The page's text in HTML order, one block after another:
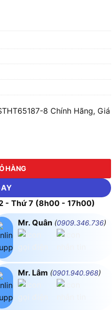
8 Chính Hãng, Giá
8 số lượng
HÀNG
- Thứ 7 (8h00 - 17h00)
Mr. Quân (0909.346.736)
Mr. Lâm (0901.940.968)